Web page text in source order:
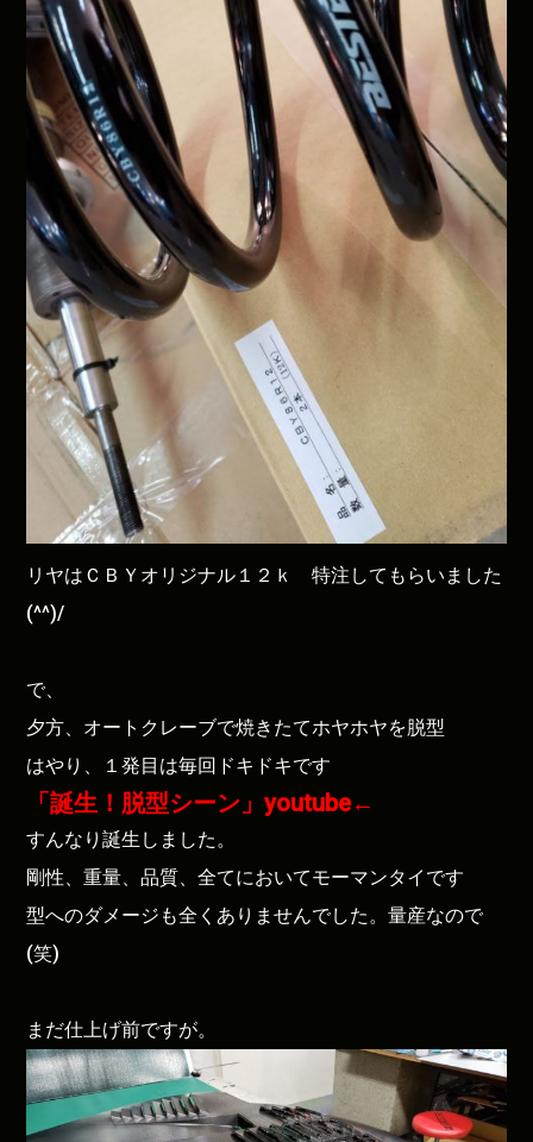
リヤはＣＢＹオリジナル１２ｋ 特注してもらいました
(^^)/
で、
夕方、オートクレーブで焼きたてホヤホヤを脱型
はやり、１発目は毎回ドキドキです
「誕生！脱型シーン」youtube←
すんなり誕生しました。
剛性、重量、品質、全てにおいてモーマンタイです
型へのダメージも全くありませんでした。量産なので
(笑)
まだ仕上げ前ですが。